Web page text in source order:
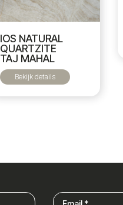
IOS NATURAL
QUARTZITE
TAJ MAHAL
Bekijk details